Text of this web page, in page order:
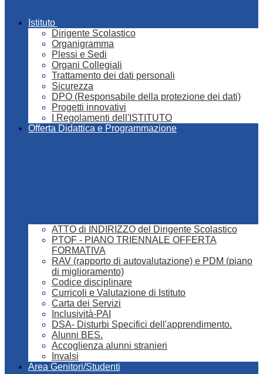
Istituto
Dirigente Scolastico
Organigramma
Plessi e Sedi
Organi Collegiali
Trattamento dei dati personali
Sicurezza
DPO (Responsabile della protezione dei dati)
Progetti innovativi
I Regolamenti dell'ISTITUTO
Offerta Didattica e Programmazione
ATTO di INDIRIZZO del Dirigente Scolastico
PTOF - PIANO TRIENNALE OFFERTA
FORMATIVA
RAV (rapporto di autovalutazione) e PDM (piano
di miglioramento)
Codice disciplinare
Curricoli e Valutazione di Istituto
Carta dei Servizi
Inclusività-PAI
DSA- Disturbi Specifici dell'apprendimento.
Alunni BES.
Accoglienza alunni stranieri
Invalsi
Area Genitori/Studenti